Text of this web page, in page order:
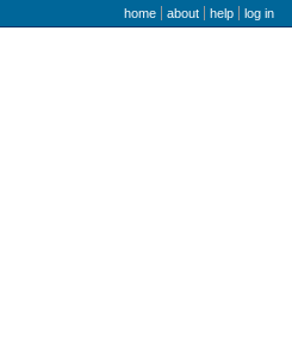
user menu
home about help log in